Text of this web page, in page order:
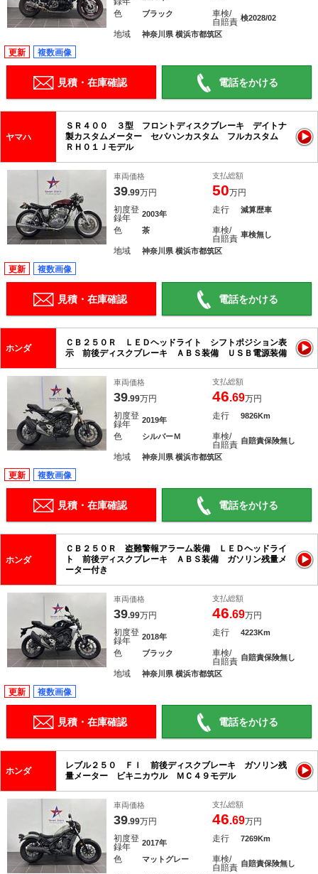
色 ブラック
車検/
自賠責 検2028/02
地域 神奈川県 横浜市都筑区
更新 複数画像
見積・在庫確認 電話をかける
ヤマハ
ＳＲ４００ ３型 フロントディスクブレーキ デイトナ
製カスタムメーター セパハンカスタム フルカスタム
ＲＨ０１Ｊモデル
車両価格
39.99万円
支払総額
50万円
初度登
録年
2003年 走行 減算歴車
色 茶
車検/
自賠責 車検無し
地域 神奈川県 横浜市都筑区
更新 複数画像
見積・在庫確認 電話をかける
ホンダ
ＣＢ２５０Ｒ ＬＥＤヘッドライト シフトポジション表
示 前後ディスクブレーキ ＡＢＳ装備 ＵＳＢ電源装備
車両価格
39.99万円
支払総額
46.69万円
初度登
録年
2019年 走行 9826Km
色 シルバーＭ
車検/
自賠責 自賠責保険無し
地域 神奈川県 横浜市都筑区
更新 複数画像
見積・在庫確認 電話をかける
ホンダ
ＣＢ２５０Ｒ 盗難警報アラーム装備 ＬＥＤヘッドライ
ト 前後ディスクブレーキ ＡＢＳ装備 ガソリン残量メ
ーター付き
車両価格
39.99万円
支払総額
46.69万円
初度登
録年
2018年 走行 4223Km
色 ブラック
車検/
自賠責 自賠責保険無し
地域 神奈川県 横浜市都筑区
更新 複数画像
見積・在庫確認 電話をかける
ホンダ
レブル２５０ ＦＩ 前後ディスクブレーキ ガソリン残
量メーター ビキニカウル ＭＣ４９モデル
車両価格
39.99万円
支払総額
46.69万円
初度登
録年
2017年 走行 7269Km
色 マットグレー
車検/
自賠責 自賠責保険無し